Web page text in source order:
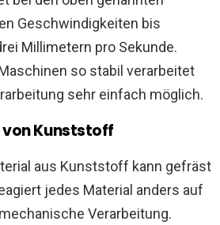
Geschwindigkeiten bis
Millimetern pro Sekunde.
so stabil verarbeitet
sehr einfach möglich.
Kunststoff
aus Kunststoff kann gefräst
jedes Material anders auf
Verarbeitung.